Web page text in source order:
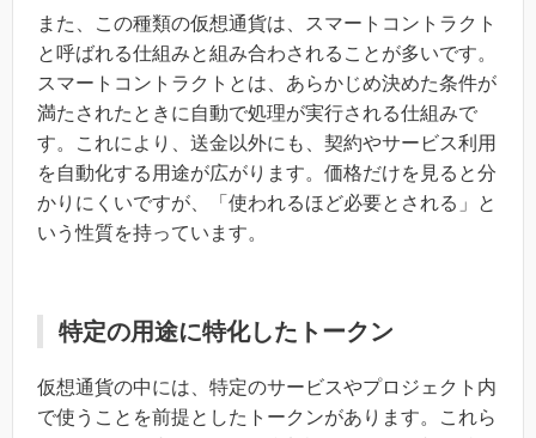
また、この種類の仮想通貨は、スマートコントラクト
と呼ばれる仕組みと組み合わされることが多いです。
スマートコントラクトとは、あらかじめ決めた条件が
満たされたときに自動で処理が実行される仕組みで
す。これにより、送金以外にも、契約やサービス利用
を自動化する用途が広がります。価格だけを見ると分
かりにくいですが、「使われるほど必要とされる」と
いう性質を持っています。
特定の用途に特化したトークン
仮想通貨の中には、特定のサービスやプロジェクト内
で使うことを前提としたトークンがあります。これら